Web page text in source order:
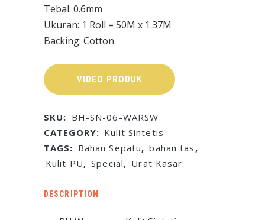
Tebal: 0.6mm
Ukuran: 1 Roll = 50M x 1.37M
Backing: Cotton
VIDEO PRODUK
SKU: BH-SN-06-WARSW
CATEGORY: Kulit Sintetis
TAGS: Bahan Sepatu, bahan tas ,
Kulit PU, Special, Urat Kasar
DESCRIPTION